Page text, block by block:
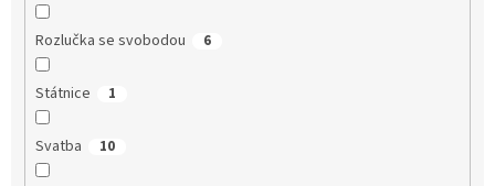
Rozlučka se svobodou 6
Státnice 1
Svatba 10